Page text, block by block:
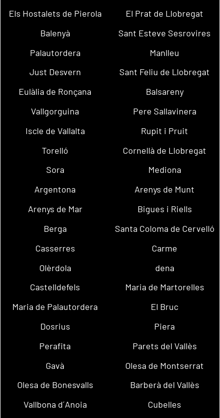
Els Hostalets de Pierola
El Prat de Llobregat
Balenyà
Sant Esteve Sesrovires
Palautordera
Manlleu
Just Desvern
Sant Feliu de Llobregat
Eulàlia de Ronçana
Balsareny
Vallgorguina
Pere Sallavinera
Iscle de Vallalta
Rupit i Pruit
Torelló
Cornellà de Llobregat
Sora
Mediona
Argentona
Arenys de Munt
Arenys de Mar
Bigues i Riells
Berga
Santa Coloma de Cervelló
Casserres
Carme
Olèrdola
dena
Castelldefels
Maria de Martorelles
Maria de Palautordera
El Bruc
Dosrius
Piera
Perafita
Parets del Vallès
Gavà
Olesa de Montserrat
Olesa de Bonesvalls
Barberà del Vallès
Vallbona d´Anoia
Cubelles